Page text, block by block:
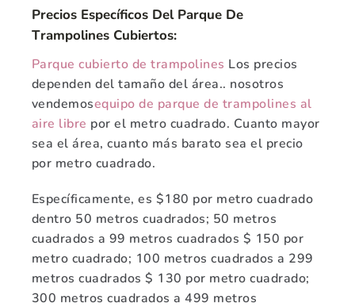
Precios Específicos Del Parque De
Trampolines Cubiertos:
Parque cubierto de trampolines Los precios
dependen del tamaño del área.. nosotros
vendemosequipo de parque de trampolines al
aire libre por el metro cuadrado. Cuanto mayor
sea el área, cuanto más barato sea el precio
por metro cuadrado.
Específicamente, es $180 por metro cuadrado
dentro 50 metros cuadrados; 50 metros
cuadrados a 99 metros cuadrados $ 150 por
metro cuadrado; 100 metros cuadrados a 299
metros cuadrados $ 130 por metro cuadrado;
300 metros cuadrados a 499 metros